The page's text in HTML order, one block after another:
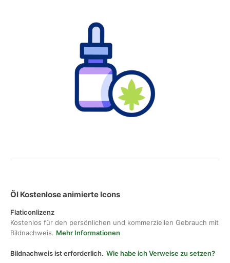
Öl Kostenlose animierte Icons
Flaticonlizenz
Kostenlos für den persönlichen und kommerziellen Gebrauch mit
Bildnachweis. Mehr Informationen
Bildnachweis ist erforderlich. Wie habe ich Verweise zu setzen?